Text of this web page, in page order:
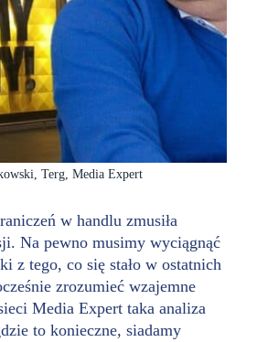
Terg, Media Expert
w handlu zmusiła
Na pewno musimy wyciągnąć
z tego, co się stało w ostatnich
zrozumieć wzajemne
Media Expert taka analiza
to konieczne, siadamy